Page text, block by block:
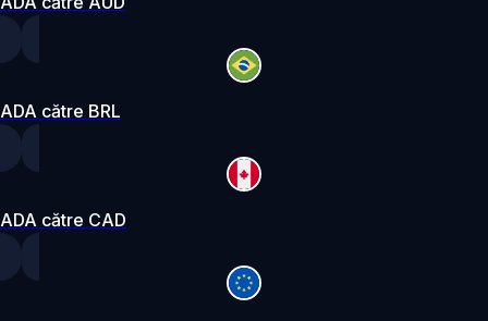
ADA către BRL
ADA către CAD